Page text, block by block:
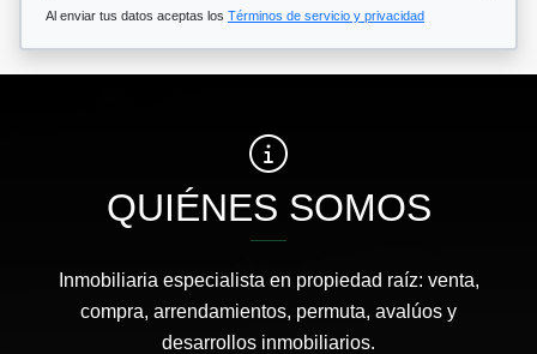
Al enviar tus datos aceptas los Términos de servicio y privacidad
QUIÉNES SOMOS
Inmobiliaria especialista en propiedad raíz: venta,
compra, arrendamientos, permuta, avalúos y
desarrollos inmobiliarios.